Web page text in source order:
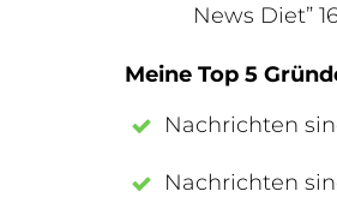
News Diet”
Meine Top 5
Nachrichten
Nachrichten